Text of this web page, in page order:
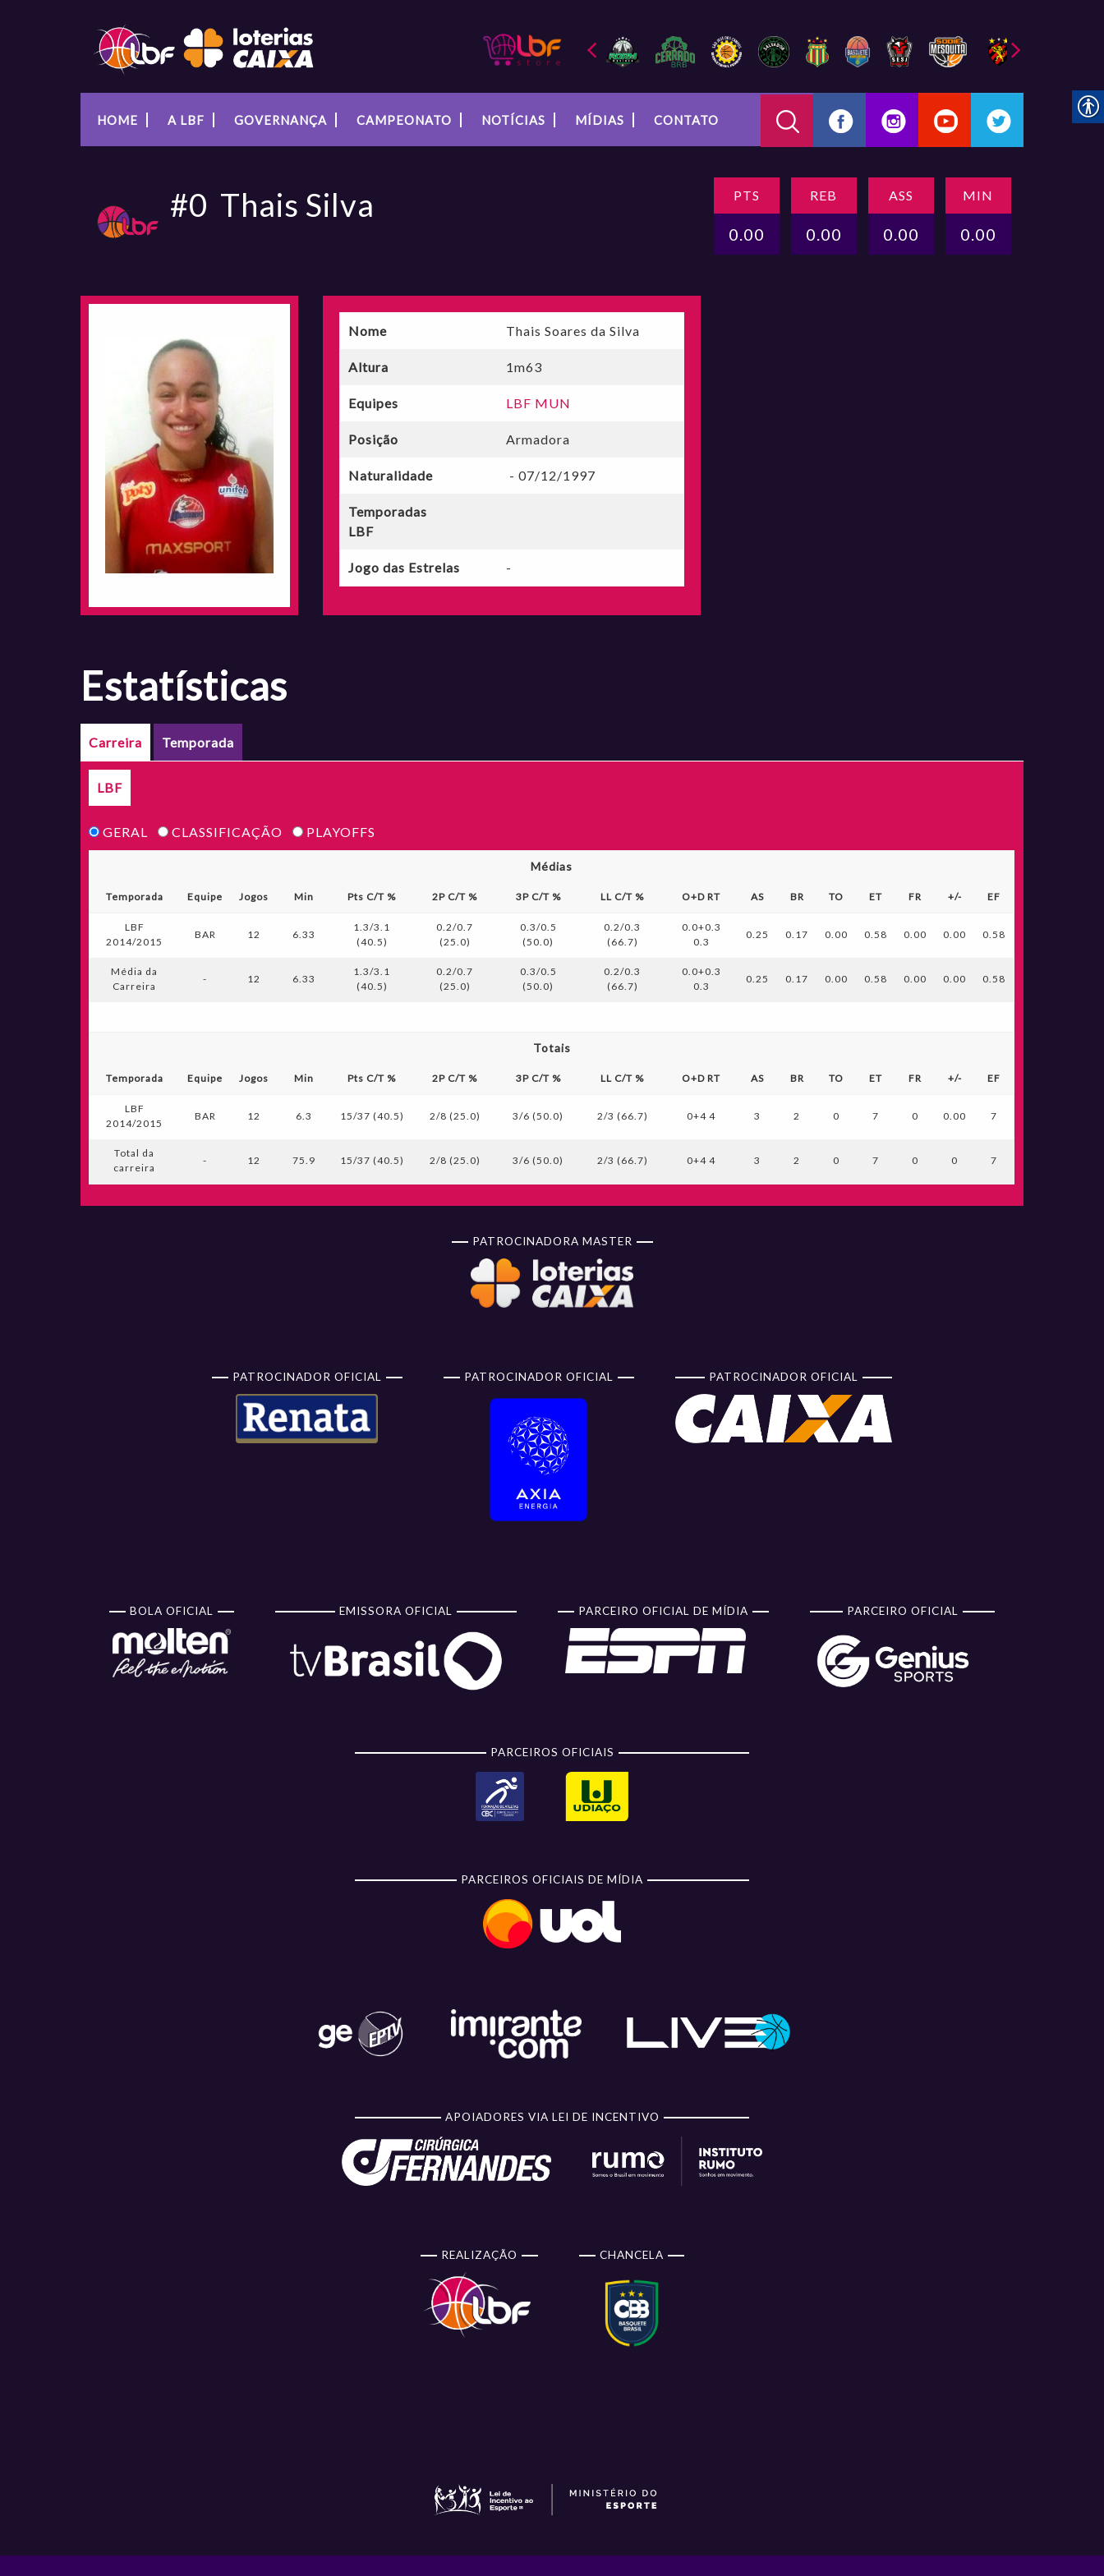
HOME A LBF GOVERNANÇA CAMPEONATO NOTÍCIAS MÍDIAS CONTATO
#0 Thais Silva PTS
0.00
REB
0.00
ASS
0.00
MIN
0.00
Nome Thais Soares da Silva
Altura 1m63
Equipes LBF MUN
Posição Armadora
Naturalidade - 07/12/1997
Temporadas
LBF
Jogo das Estrelas -
estatísticas
Carreira Temporada
LBF
GERAL CLASSIFICAÇÃO PLAYOFFS
Médias
Temporada Equipe Jogos Min Pts C/T % 2P C/T % 3P C/T % LL C/T % O+D RT AS BR TO ET FR +/- EF
LBF
2014/2015
BAR 12 6.33
1.3/3.1
(40.5)
0.2/0.7
(25.0)
0.3/0.5
(50.0)
0.2/0.3
(66.7)
0.0+0.3
0.3
0.25 0.17 0.00 0.58 0.00 0.00 0.58
Média da
Carreira
- 12 6.33
1.3/3.1
(40.5)
0.2/0.7
(25.0)
0.3/0.5
(50.0)
0.2/0.3
(66.7)
0.0+0.3
0.3
0.25 0.17 0.00 0.58 0.00 0.00 0.58
Totais
Temporada Equipe Jogos Min Pts C/T % 2P C/T % 3P C/T % LL C/T % O+D RT AS BR TO ET FR +/- EF
LBF
2014/2015
BAR 12 6.3 15/37 (40.5) 2/8 (25.0) 3/6 (50.0) 2/3 (66.7) 0+4 4 3 2 0 7 0 0.00 7
Total da
carreira
- 12 75.9 15/37 (40.5) 2/8 (25.0) 3/6 (50.0) 2/3 (66.7) 0+4 4 3 2 0 7 0 0 7
PATROCINADORA MASTER
PATROCINADOR OFICIAL PATROCINADOR OFICIAL PATROCINADOR OFICIAL
BOLA OFICIAL EMISSORA OFICIAL PARCEIRO OFICIAL DE MÍDIA PARCEIRO OFICIAL
PARCEIROS OFICIAIS
PARCEIROS OFICIAIS DE MÍDIA
APOIADORES VIA LEI DE INCENTIVO
REALIZAÇÃO CHANCELA